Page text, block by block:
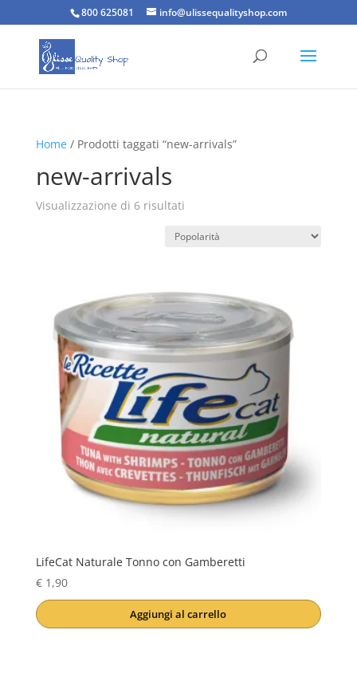
800 625081 info@ulissequalityshop.com
Home/ Prodotti taggati “new-arrivals”
new-arrivals
Visualizzazione di 6 risultatiPopolarità
LifeCat Naturale Tonno con Gamberetti
€1,90
Aggiungi al carrello